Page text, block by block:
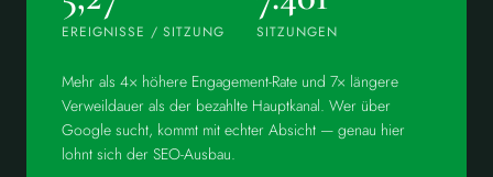
EREIGNISSE / SITZUNG SITZUNGEN
Mehr als 4× höhere Engagement-Rate und 7× längere
Verweildauer als der bezahlte Hauptkanal. Wer über
Google sucht, kommt mit echter Absicht — genau hier
lohnt sich der SEO-Ausbau.